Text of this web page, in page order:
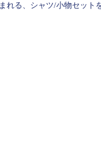
る、シャツ/小物セット